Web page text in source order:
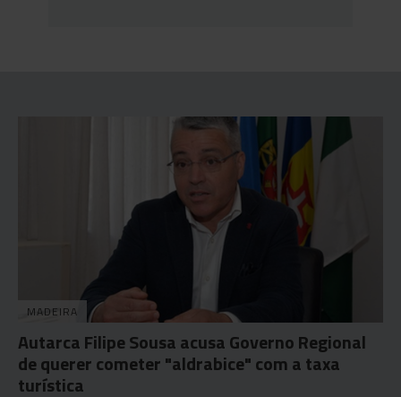
MADEIRA
Autarca Filipe Sousa acusa Governo Regional
de querer cometer "aldrabice" com a taxa
turística